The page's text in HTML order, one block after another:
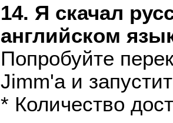
14. Я скачал
английском
Попробуйте
Jimm'а и
* Количество